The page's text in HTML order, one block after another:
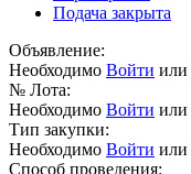
Подача закрыта
Объявление:
Необходимо Войти или
№ Лота:
Необходимо Войти или
Тип закупки:
Необходимо Войти или
Способ проведения: